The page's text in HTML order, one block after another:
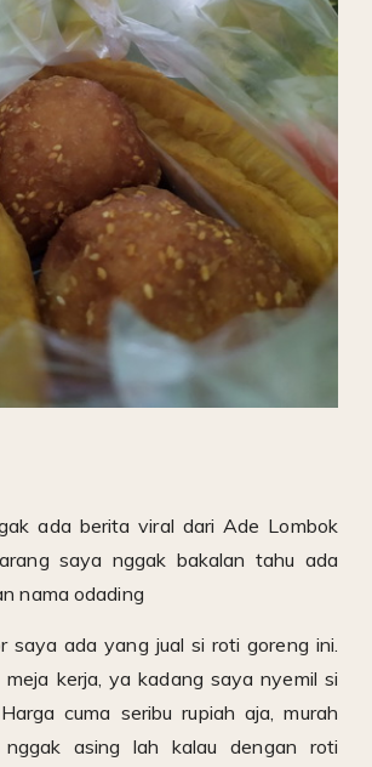
ada berita viral dari Ade Lombok
saya nggak bakalan tahu ada
nama odading
saya ada yang jual si roti goreng ini.
meja kerja, ya kadang saya nyemil si
cuma seribu rupiah aja, murah
nggak asing lah kalau dengan roti